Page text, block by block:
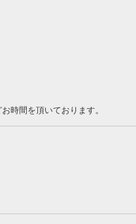
時間を頂いております。